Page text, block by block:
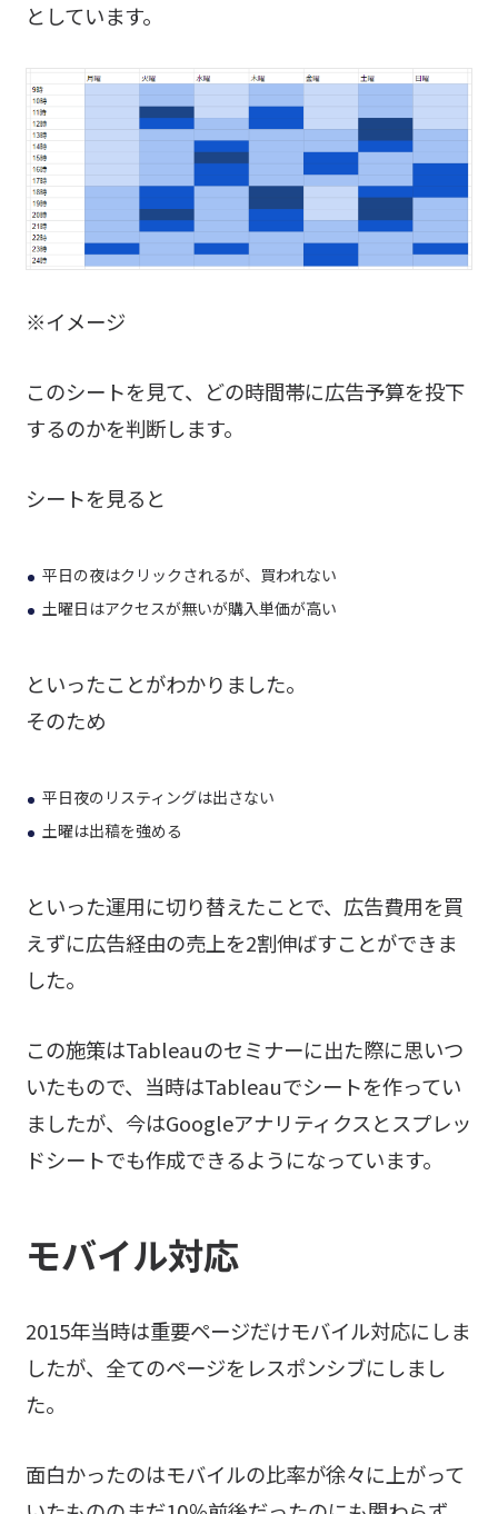
としています。
※イメージ
このシートを見て、どの時間帯に広告予算を投下
するのかを判断します。
シートを見ると
平日の夜はクリックされるが、買われない
土曜日はアクセスが無いが購入単価が高い
といったことがわかりました。
そのため
平日夜のリスティングは出さない
土曜は出稿を強める
といった運用に切り替えたことで、広告費用を買
えずに広告経由の売上を2割伸ばすことができま
した。
この施策はTableauのセミナーに出た際に思いつ
いたもので、当時はTableauでシートを作ってい
ましたが、今はGoogleアナリティクスとスプレッ
ドシートでも作成できるようになっています。
モバイル対応
2015年当時は重要ページだけモバイル対応にしま
したが、全てのページをレスポンシブにしまし
た。
面白かったのはモバイルの比率が徐々に上がって